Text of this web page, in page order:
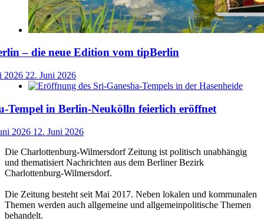
– die neue Edition vom tipBerlin
2026 22. Juni 2026
Tempel in Berlin-Neukölln feierlich eröffnet
2026 12. Juni 2026
Die Charlottenburg-Wilmersdorf Zeitung ist politisch unabhängig
und thematisiert Nachrichten aus dem Berliner Bezirk
Charlottenburg-Wilmersdorf.
Die Zeitung besteht seit Mai 2017. Neben lokalen und kommunalen
Themen werden auch allgemeine und allgemeinpolitische Themen
behandelt.